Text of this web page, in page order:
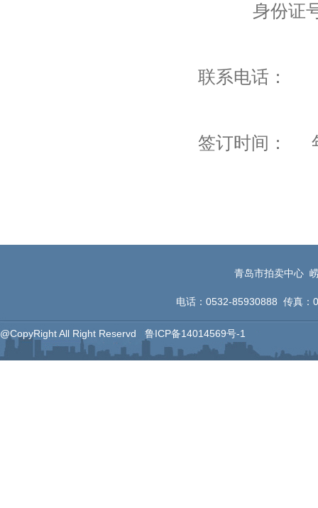
身份证号
联系电话：
签订时间
青岛市拍卖中心
电话：0532-85930888 传真：
@CopyRight All Right Reservd 鲁ICP备14014569号-1